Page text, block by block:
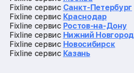
Ремонт электросамокатов
Ремонт материнских плат
Ремонт видеокарт
Ремонт кофемашин
Ремонт vr систем
Ремонт игровых приставок
Fixline сервис Санкт-Петербург
Fixline сервис Краснодар
Fixline сервис Ростов-на-Дону
Fixline сервис Нижний Новгород
Fixline сервис Новосибирск
Fixline сервис Казань